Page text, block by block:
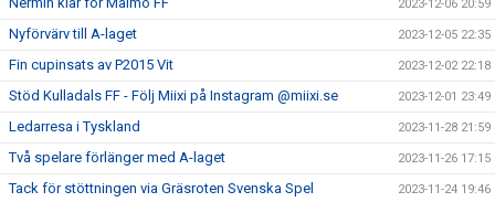
2023-12-06 20:59
Nyförvärv till A-laget 2023-12-05 22:35
Fin cupinsats av P2015 Vit 2023-12-02 22:18
Stöd Kulladals FF - Följ Miixi på Instagram @miixi.se 2023-12-01 23:49
Ledarresa i Tyskland 2023-11-28 21:59
Två spelare förlänger med A-laget 2023-11-26 17:15
Tack för stöttningen via Gräsroten Svenska Spel 2023-11-24 19:46